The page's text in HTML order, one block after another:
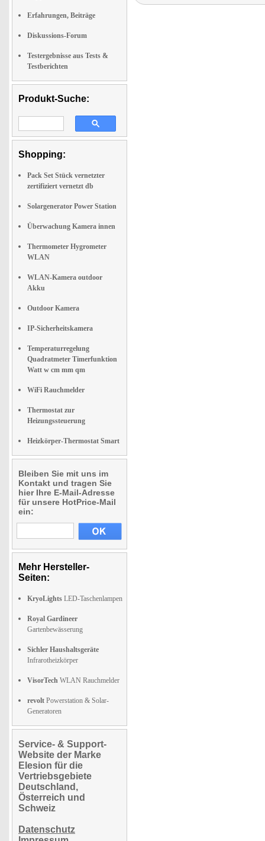
Erfahrungen, Beiträge
Diskussions-Forum
Testergebnisse aus Tests &
Testberichten
Produkt-Suche:
Shopping:
Pack Set Stück vernetzter
zertifiziert vernetzt db
Solargenerator Power Station
Überwachung Kamera innen
Thermometer Hygrometer
WLAN
WLAN-Kamera outdoor
Akku
Outdoor Kamera
IP-Sicherheitskamera
Temperaturregelung
Quadratmeter Timerfunktion
Watt w cm mm qm
WiFi Rauchmelder
Thermostat zur
Heizungssteuerung
Heizkörper-Thermostat Smart
Bleiben Sie mit uns im
Kontakt und tragen Sie
hier Ihre E-Mail-Adresse
für unsere HotPrice-Mail
ein:
Mehr Hersteller-
Seiten:
KryoLights LED-Taschenlampen
Royal Gardineer
Gartenbewässerung
Sichler Haushaltsgeräte
Infrarotheizkörper
VisorTech WLAN Rauchmelder
revolt Powerstation & Solar-
Generatoren
Service- & Support-
Website der Marke
Elesion für die
Vertriebsgebiete
Deutschland,
Österreich und
Schweiz
Datenschutz